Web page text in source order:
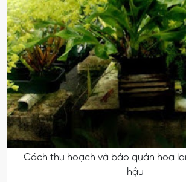
Cách thu hoạch và bảo quản hoa
hậu